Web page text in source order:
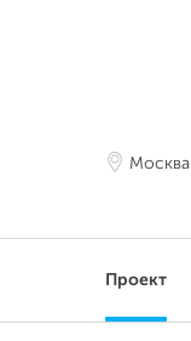
Москва
Проект